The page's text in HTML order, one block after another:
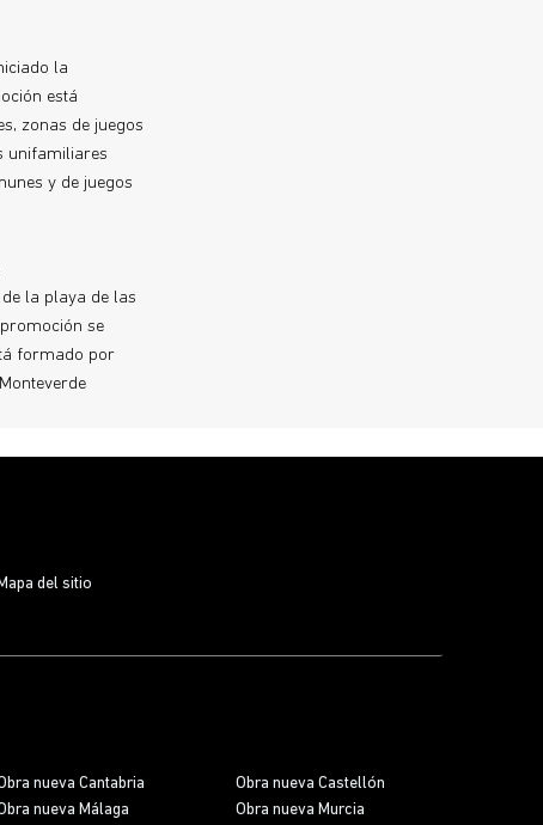
la
está
zonas de juegos
unifamiliares
y de juegos
la playa de las
se
formado por
nueva Cantabria
Obra nueva Castellón
nueva Málaga
Obra nueva Murcia
Mapa del sitio